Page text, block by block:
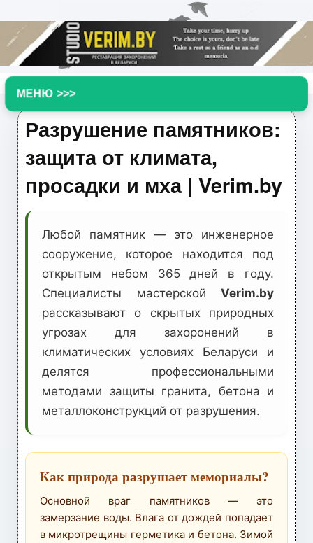
Разрушение памятников:
защита от климата,
просадки и мха | Verim.by
Любой памятник — это инженерное
сооружение, которое находится под
открытым небом 365 дней в году.
Специалисты мастерской Verim.by
рассказывают о скрытых природных
угрозах для захоронений в
климатических условиях Беларуси и
делятся профессиональными
методами защиты гранита, бетона и
металлоконструкций от разрушения.
Как природа разрушает мемориалы?
Основной враг памятников — это
замерзание воды. Влага от дождей попадает
в микротрещины герметика и бетона. Зимой